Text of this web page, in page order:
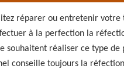
réparer ou entretenir votre
à la perfection la
souhaitent réaliser ce type de
conseille toujours la